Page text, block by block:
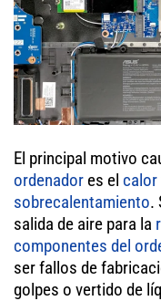
El principal motivo
ordenador es el calor
sobrecalentamiento.
salida de aire para la
componentes del
ser fallos de
golpes o vertido de